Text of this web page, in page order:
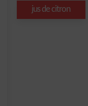
jus de citron